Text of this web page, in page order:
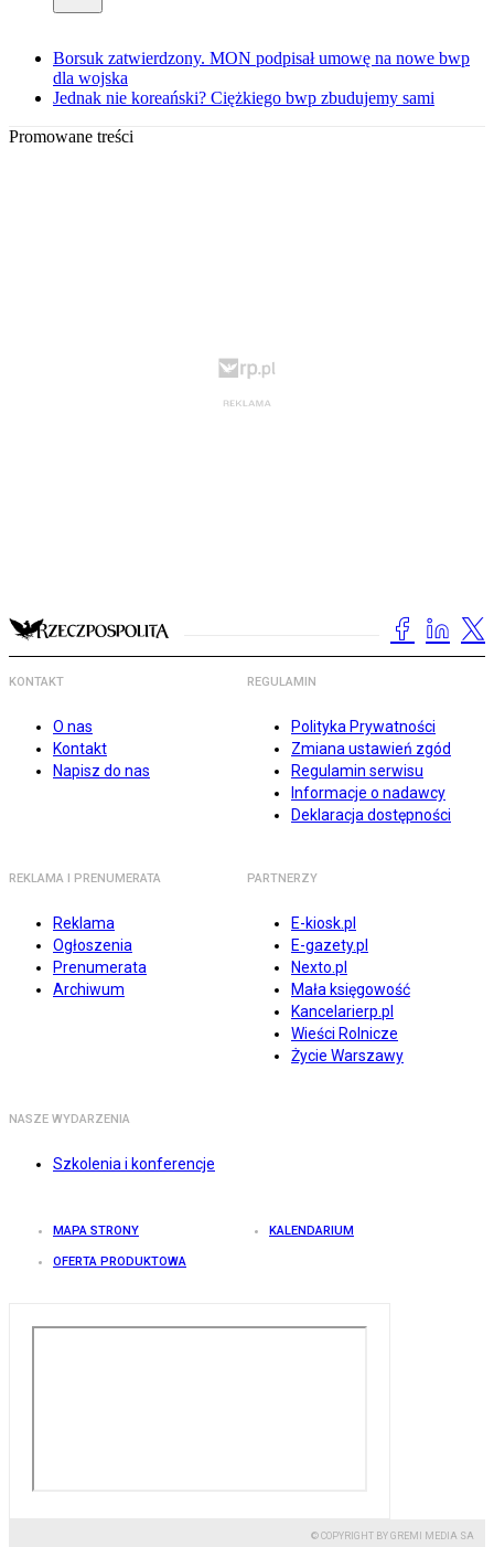
Borsuk zatwierdzony. MON podpisał umowę na nowe bwp
dla wojska
Jednak nie koreański? Ciężkiego bwp zbudujemy sami
Promowane treści
KONTAKT
O nas
Kontakt
Napisz do nas
REGULAMIN
Polityka Prywatności
Zmiana ustawień zgód
Regulamin serwisu
Informacje o nadawcy
Deklaracja dostępności
REKLAMA I PRENUMERATA
Reklama
Ogłoszenia
Prenumerata
Archiwum
PARTNERZY
E-kiosk.pl
E-gazety.pl
Nexto.pl
Mała księgowość
Kancelarierp.pl
Wieści Rolnicze
Życie Warszawy
NASZE WYDARZENIA
Szkolenia i konferencje
MAPA STRONY KALENDARIUM
OFERTA PRODUKTOWA
© COPYRIGHT BY GREMI MEDIA SA